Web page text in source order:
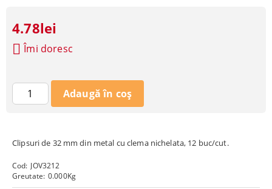
Clipsuri de 32 mm din metal cu clema nichelata, 12 buc/cut.
Cod: JOV3212
Greutate: 0.000Kg
4.78lei
Îmi doresc